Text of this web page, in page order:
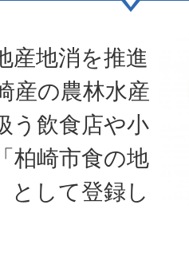
産地消を推進
産の農林水産
う飲食店や小
柏崎市食の地
として登録し